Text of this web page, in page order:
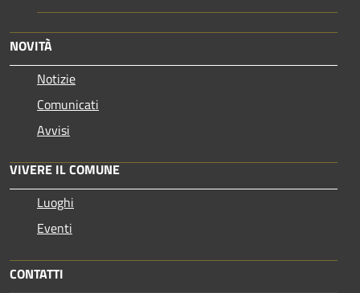
NOVITÀ
Notizie
Comunicati
Avvisi
VIVERE IL COMUNE
Luoghi
Eventi
CONTATTI